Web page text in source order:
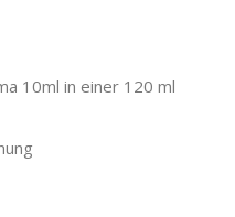
10ml in einer 120 ml